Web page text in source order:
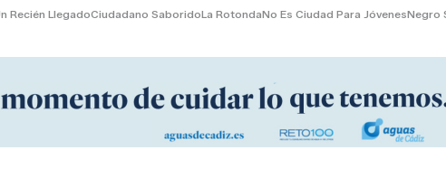
Recién LlegadoCiudadano SaboridoLa RotondaNo Es Ciudad Para JóvenesNegro